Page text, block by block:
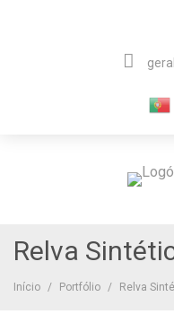
Materiais
Relva
Início / Portfólio / Relva